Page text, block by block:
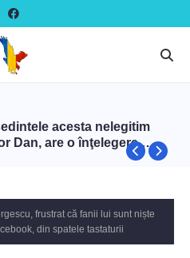
acesta nelegitim
Dan, are o înţelegere cu
în război cu Rusia
frustrat că fanii lui sunt niște
din spatele tastaturii